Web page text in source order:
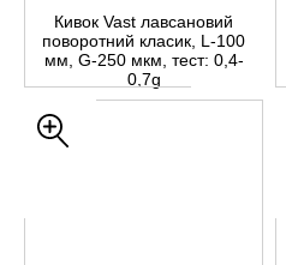
Кивок Vast лавсановий
поворотний класик, L-100
мм, G-250 мкм, тест: 0,4-
0,7g